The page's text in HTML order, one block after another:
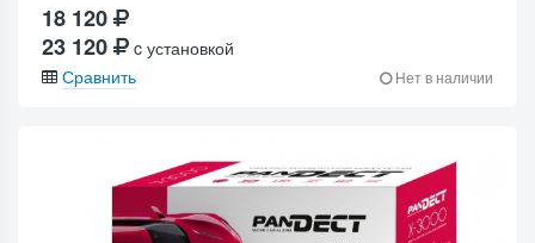
18 120
23 120
c установкой
Сравнить
Нет в наличии